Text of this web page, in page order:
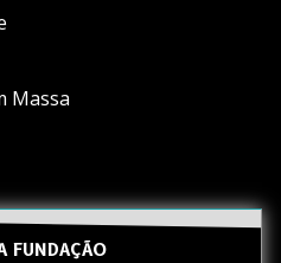
Massa
FUNDAÇÃO